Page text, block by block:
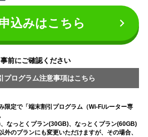
込みはこちら
事前にご確認ください
プログラム注意事項はこちら
限定で「端末割引プログラム（Wi-Fiルーター専
なっとくプラン(30GB)、なっとくプラン(60GB)
外のプランにも変更いただけますが、その場合、